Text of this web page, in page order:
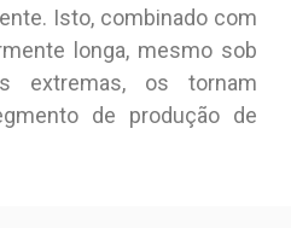
Isto, combinado com
longa, mesmo sob
extremas, os tornam
de produção de